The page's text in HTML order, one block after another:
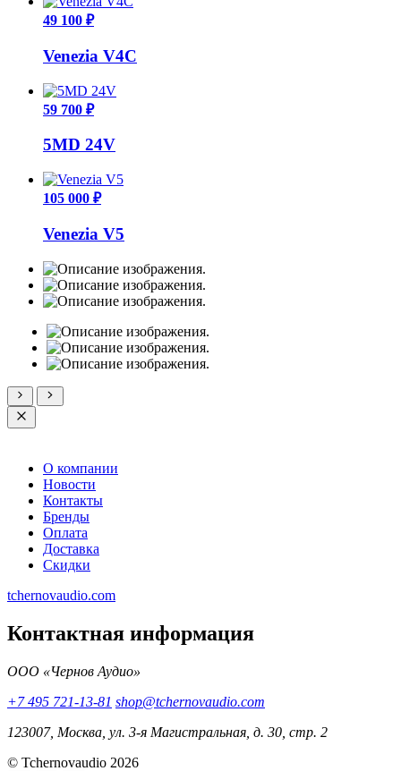
49 100 ₽
Venezia V4C
59 700 ₽
5MD 24V
105 000 ₽
Venezia V5
О компании
Новости
Контакты
Бренды
Оплата
Доставка
Скидки
tchernovaudio.com
Контактная информация
ООО «Чернов Аудио»
+7 495 721-13-81 shop@tchernovaudio.com
123007, Москва, ул. 3-я Магистральная, д. 30, стр. 2
© Tchernovaudio 2026